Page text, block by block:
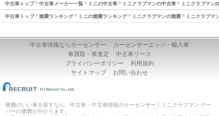
中古車トップ 中古車メーカー一覧 ミニの中古車 ミニクラブマンの中古車 ミニクラブマン
中古車トップ 燃費ランキング ミニの燃費ランキング ミニクラブマンの燃費 ミニクラブマ
中古車情報ならカーセンサー
カーセンサーエッジ・輸入車
車買取・車査定
中古車リース
プライバシーポリシー
利用規約
サイトマップ
お問い合わせ
燃費のいい車を探すなら、中古車・中古車情報のカーセンサー！ミニクラブマン クー
パーの燃費が分かります。